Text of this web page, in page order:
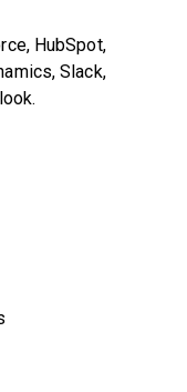
HubSpot,
Slack,